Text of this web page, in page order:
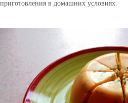
приготовления в домашних условиях.